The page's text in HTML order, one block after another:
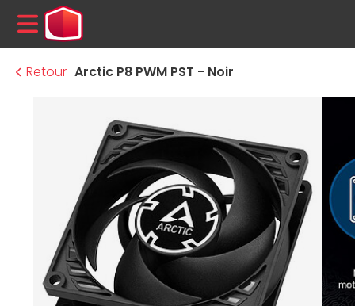
MENU
Retour Arctic P8 PWM PST - Noir